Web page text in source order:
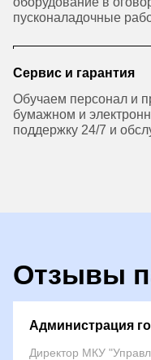
пусконаладочные
Сервис и гарантия
Обучаем персонал и
бумажном и
поддержку 24/7 и
Отзывы
Администрация
Директор МКУ